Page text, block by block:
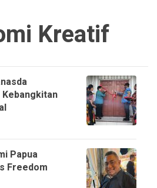
Kreatif
Papua
Freedom